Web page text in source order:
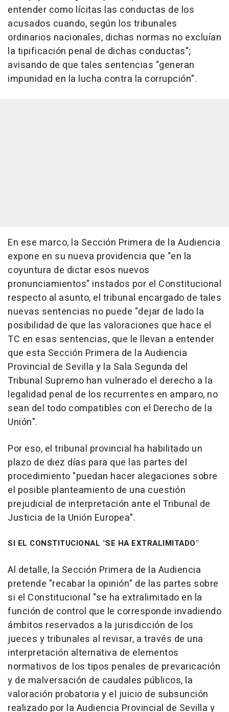
entender como lícitas las conductas de los
acusados cuando, según los tribunales
ordinarios nacionales, dichas normas no excluían
la tipificación penal de dichas conductas";
avisando de que tales sentencias "generan
impunidad en la lucha contra la corrupción".
En ese marco, la Sección Primera de la Audiencia
expone en su nueva providencia que "en la
coyuntura de dictar esos nuevos
pronunciamientos" instados por el Constitucional
respecto al asunto, el tribunal encargado de tales
nuevas sentencias no puede "dejar de lado la
posibilidad de que las valoraciones que hace el
TC en esas sentencias, que le llevan a entender
que esta Sección Primera de la Audiencia
Provincial de Sevilla y la Sala Segunda del
Tribunal Supremo han vulnerado el derecho a la
legalidad penal de los recurrentes en amparo, no
sean del todo compatibles con el Derecho de la
Unión".
Por eso, el tribunal provincial ha habilitado un
plazo de diez días para que las partes del
procedimiento "puedan hacer alegaciones sobre
el posible planteamiento de una cuestión
prejudicial de interpretación ante el Tribunal de
Justicia de la Unión Europea".
SI EL CONSTITUCIONAL "SE HA EXTRALIMITADO"
Al detalle, la Sección Primera de la Audiencia
pretende "recabar la opinión" de las partes sobre
si el Constitucional "se ha extralimitado en la
función de control que le corresponde invadiendo
ámbitos reservados a la jurisdicción de los
jueces y tribunales al revisar, a través de una
interpretación alternativa de elementos
normativos de los tipos penales de prevaricación
y de malversación de caudales públicos, la
valoración probatoria y el juicio de subsunción
realizado por la Audiencia Provincial de Sevilla y